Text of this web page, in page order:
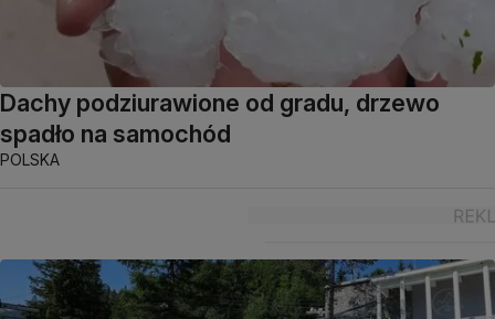
Dachy podziurawione od gradu, drzewo
spadło na samochód
POLSKA